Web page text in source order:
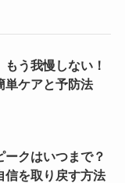
う我慢しない！
単ケアと予防法
ークはいつまで？
信を取り戻す方法